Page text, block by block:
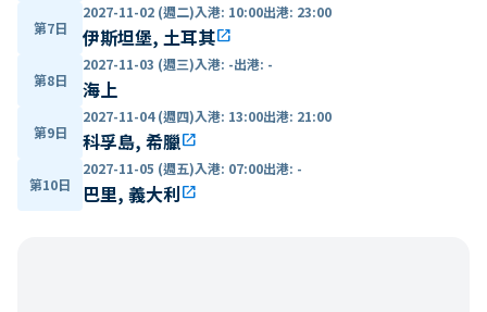
第7日
2027-11-02 (週二)入港: 10:00出港: 23:00
伊斯坦堡, 土耳其open_in_new
第8日
2027-11-03 (週三)入港: -出港: -
海上
第9日
2027-11-04 (週四)入港: 13:00出港: 21:00
科孚島, 希臘open_in_new
第10日
2027-11-05 (週五)入港: 07:00出港: -
巴里, 義大利open_in_new